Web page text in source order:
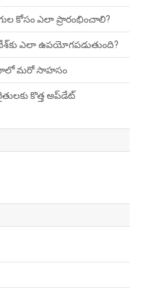
కోసం ఎలా ప్రారంభించాలి?
ఎలా ఉపయోగపడుతుంది?
మరో సాహసం
కొత్త అప్‌డేట్